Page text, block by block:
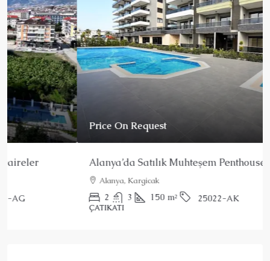
Price On Request
Alanya’da Satılık Muhteşem Penthouse
150 m² 25022-AK